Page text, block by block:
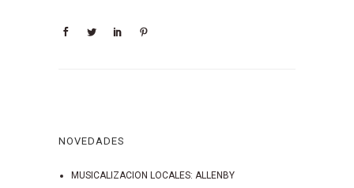
NOVEDADES
MUSICALIZACION LOCALES: ALLENBY